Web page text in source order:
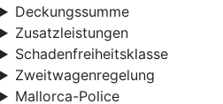
Deckungssumme
Zusatzleistungen
Schadenfreiheitsklasse
Zweitwagenregelung
Mallorca-Police